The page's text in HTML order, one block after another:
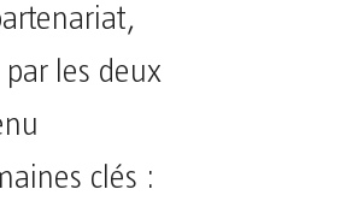
les deux
clés :